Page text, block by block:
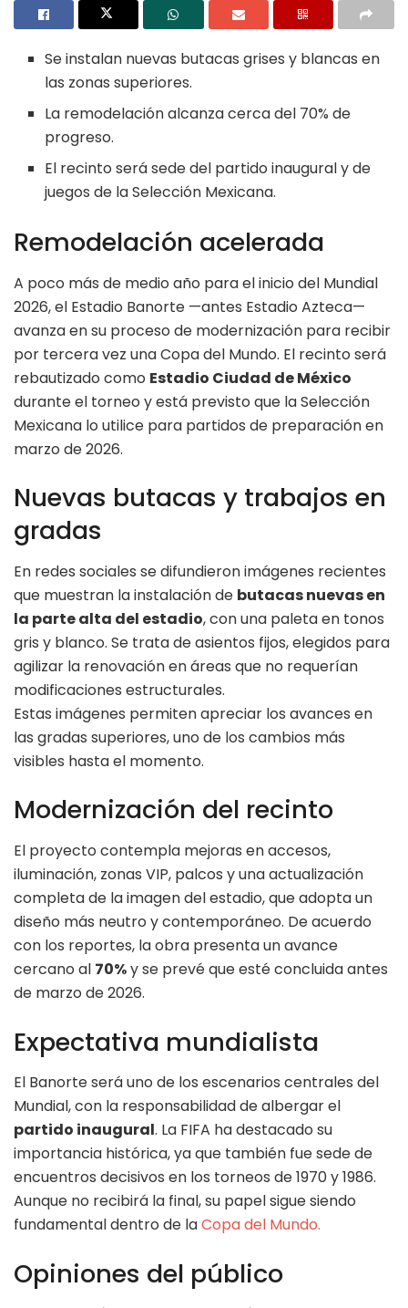
Se instalan nuevas butacas grises y blancas en
las zonas superiores.
La remodelación alcanza cerca del 70% de
progreso.
El recinto será sede del partido inaugural y de
juegos de la Selección Mexicana.
Remodelación acelerada
A poco más de medio año para el inicio del Mundial
2026, el Estadio Banorte —antes Estadio Azteca—
avanza en su proceso de modernización para recibir
por tercera vez una Copa del Mundo. El recinto será
rebautizado como Estadio Ciudad de México
durante el torneo y está previsto que la Selección
Mexicana lo utilice para partidos de preparación en
marzo de 2026.
Nuevas butacas y trabajos en
gradas
En redes sociales se difundieron imágenes recientes
que muestran la instalación de butacas nuevas en
la parte alta del estadio, con una paleta en tonos
gris y blanco. Se trata de asientos fijos, elegidos para
agilizar la renovación en áreas que no requerían
modificaciones estructurales.
Estas imágenes permiten apreciar los avances en
las gradas superiores, uno de los cambios más
visibles hasta el momento.
Modernización del recinto
El proyecto contempla mejoras en accesos,
iluminación, zonas VIP, palcos y una actualización
completa de la imagen del estadio, que adopta un
diseño más neutro y contemporáneo. De acuerdo
con los reportes, la obra presenta un avance
cercano al 70%y se prevé que esté concluida antes
de marzo de 2026.
Expectativa mundialista
El Banorte será uno de los escenarios centrales del
Mundial, con la responsabilidad de albergar el
partido inaugural. La FIFA ha destacado su
importancia histórica, ya que también fue sede de
encuentros decisivos en los torneos de 1970 y 1986.
Aunque no recibirá la final, su papel sigue siendo
fundamental dentro de laCopa del Mundo.
Opiniones del público